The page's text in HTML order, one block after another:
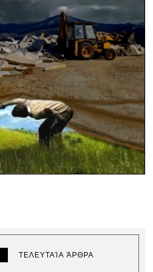
ΤΕΛΕΥΤΑΊΑ ΆΡΘΡΑ